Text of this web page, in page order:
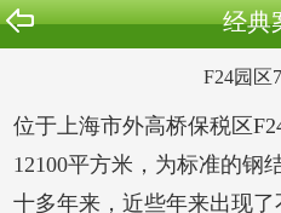
经典
F24园区
位于上海市外高桥保税区
12100平方米，为标准的钢
十多年来，近些年来出现